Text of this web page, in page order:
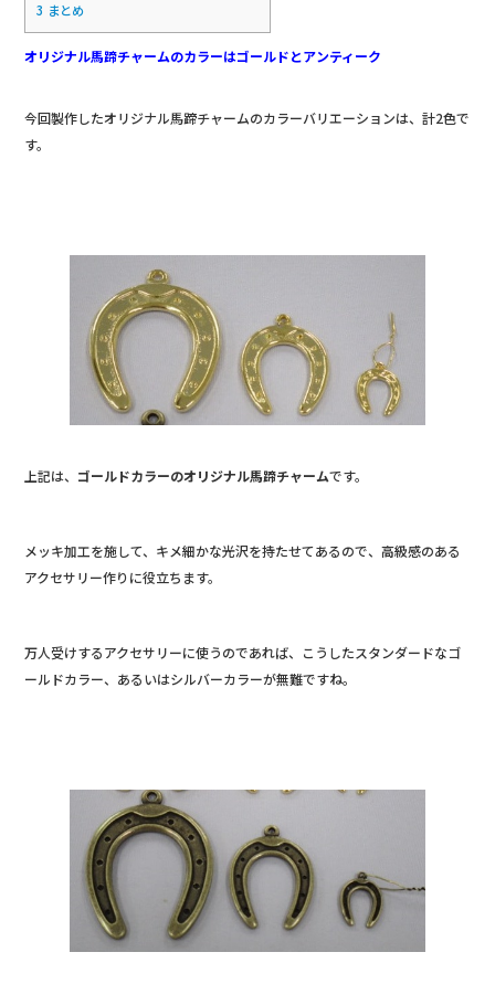
3 まとめ
オリジナル馬蹄チャームのカラーはゴールドとアンティーク
今回製作したオリジナル馬蹄チャームのカラーバリエーションは、計2色で
す。
上記は、 ゴールドカラーのオリジナル馬蹄チャームです。
メッキ加工を施して、キメ細かな光沢を持たせてあるので、高級感のある
アクセサリー作りに役立ちます。
万人受けするアクセサリーに使うのであれば、こうしたスタンダードなゴ
ールドカラー、あるいはシルバーカラーが無難ですね。